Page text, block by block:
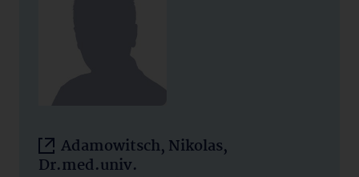
Adamowitsch, Nikolas,
Dr.med.univ.